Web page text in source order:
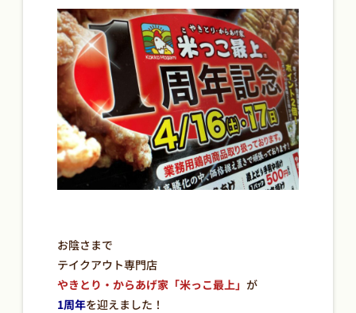
お陰さまで
テイクアウト専門店
やきとり・からあげ家「米っこ最上」 が
1周年を迎えました！